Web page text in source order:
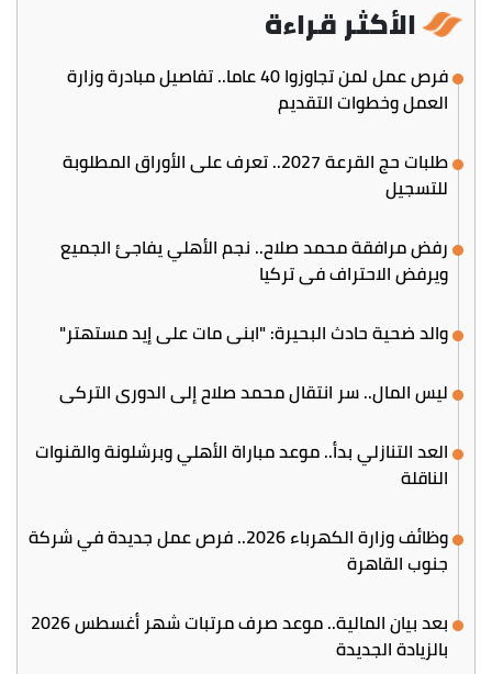
الأكثر قراءة
فرص عمل لمن تجاوزوا 40 عاما.. تفاصيل مبادرة وزارة
العمل وخطوات التقديم
طلبات حج القرعة 2027.. تعرف على الأوراق المطلوبة
للتسجيل
رفض مرافقة محمد صلاح.. نجم الأهلي يفاجئ الجميع
ويرفض الاحتراف في تركيا
والد ضحية حادث البحيرة: "ابني مات على إيد مستهتر"
ليس المال.. سر انتقال محمد صلاح إلى الدوري التركي
العد التنازلي بدأ.. موعد مباراة الأهلي وبرشلونة والقنوات
الناقلة
وظائف وزارة الكهرباء 2026.. فرص عمل جديدة في شركة
جنوب القاهرة
بعد بيان المالية.. موعد صرف مرتبات شهر أغسطس 2026
بالزيادة الجديدة